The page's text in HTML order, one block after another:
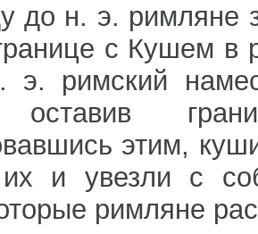
до н. э. римляне
с Кушем в
э. римский
этим,
и увезли с
римляне